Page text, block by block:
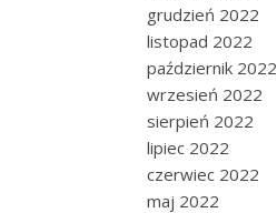
grudzień 2022
listopad 2022
październik 2022
wrzesień 2022
sierpień 2022
lipiec 2022
czerwiec 2022
maj 2022